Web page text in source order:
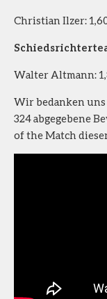
Christian Ilzer:
Walter Altmann:
Wir bedanken
324 abgegebene
of the Match